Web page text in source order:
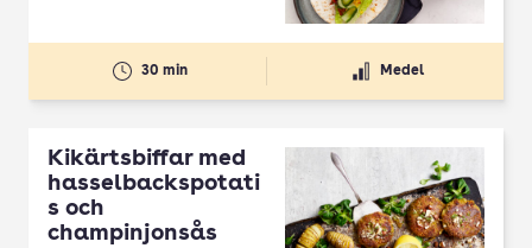
30 min Medel
Kikärtsbiffar med
hasselbackspotati
s och
champinjonsås